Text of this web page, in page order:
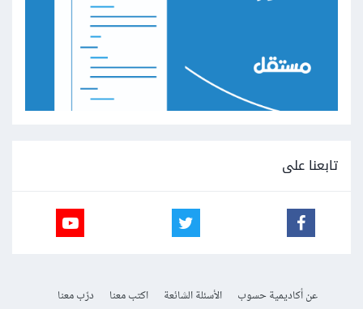
تابعنا على
عن أكاديمية حسوب الأسئلة الشائعة اكتب معنا
درّب معنا